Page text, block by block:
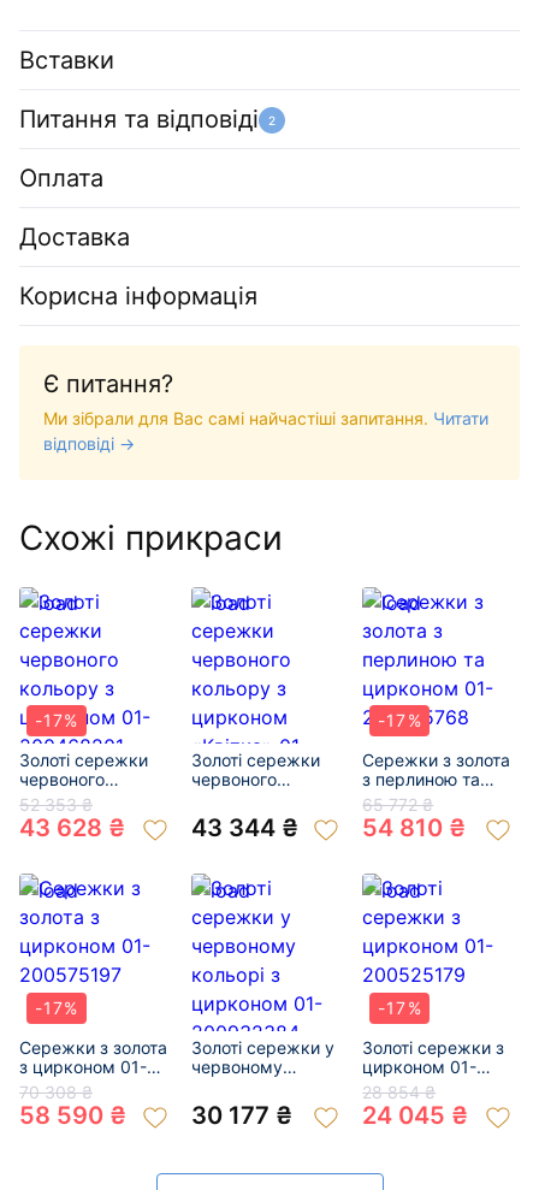
Вставки
Питання та відповіді 2
Оплата
Доставка
Корисна інформація
Є питання?
Ми зібрали для Вас самі найчастіші запитання. Читати
відповіді →
Схожі прикраси
-17%
Золоті сережки
червоного
кольору з
цирконом 01-
200468201
52 353 ₴
43 628 ₴
Золоті сережки
червоного
цирконом
«Квітка» 01-
43 344 ₴
-17%
Сережки з золота
з перлиною та
цирконом 01-
200495768
65 772 ₴
54 810 ₴
-17%
Сережки з золота
з цирконом 01-
200575197
70 308 ₴
58 590 ₴
Золоті сережки у
червоному
цирконом 01-
200932384
30 177 ₴
-17%
Золоті сережки з
цирконом 01-
200525179
28 854 ₴
24 045 ₴